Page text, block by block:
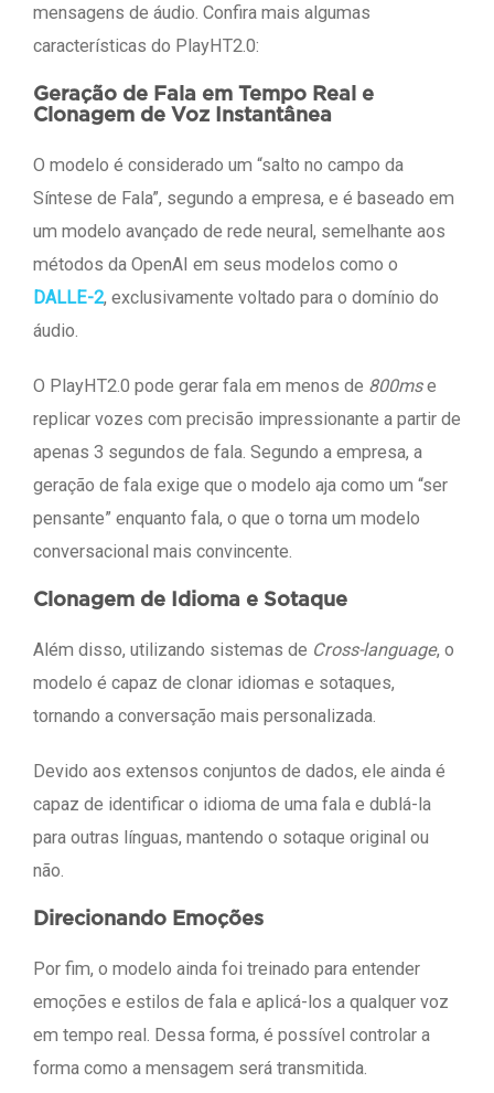
mensagens de áudio. Confira mais algumas
características do PlayHT2.0:
Geração de Fala em Tempo Real e
Clonagem de Voz Instantânea
O modelo é considerado um “salto no campo da
Síntese de Fala”, segundo a empresa, e é baseado em
um modelo avançado de rede neural, semelhante aos
métodos da OpenAI em seus modelos como o
DALLE-2, exclusivamente voltado para o domínio do
áudio.
O PlayHT2.0 pode gerar fala em menos de 800mse
replicar vozes com precisão impressionante a partir de
apenas 3 segundos de fala. Segundo a empresa, a
geração de fala exige que o modelo aja como um “ser
pensante” enquanto fala, o que o torna um modelo
conversacional mais convincente.
Clonagem de Idioma e Sotaque
Além disso, utilizando sistemas de Cross-language, o
modelo é capaz de clonar idiomas e sotaques,
tornando a conversação mais personalizada.
Devido aos extensos conjuntos de dados, ele ainda é
capaz de identificar o idioma de uma fala e dublá-la
para outras línguas, mantendo o sotaque original ou
não.
Direcionando Emoções
Por fim, o modelo ainda foi treinado para entender
emoções e estilos de fala e aplicá-los a qualquer voz
em tempo real. Dessa forma, é possível controlar a
forma como a mensagem será transmitida.